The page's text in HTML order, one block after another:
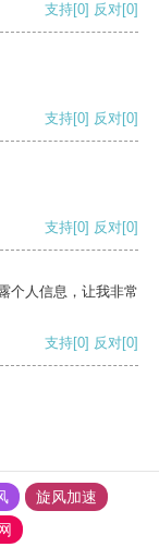
支持[0] 反对[0]
支持[0] 反对[0]
支持[0] 反对[0]
个人信息，让我非常
支持[0] 反对[0]
旋风加速